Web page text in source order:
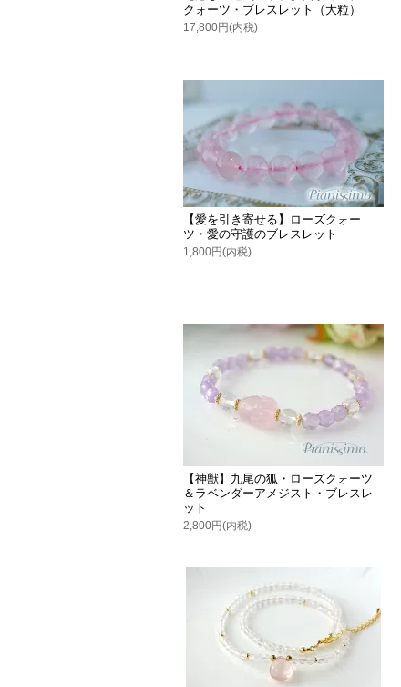
クォーツ・ブレスレット（大粒）
17,800円(内税)
【愛を引き寄せる】ローズクォー
ツ・愛の守護のブレスレット
1,800円(内税)
【神獣】九尾の狐・ローズクォーツ
＆ラベンダーアメジスト・ブレスレ
ット
2,800円(内税)